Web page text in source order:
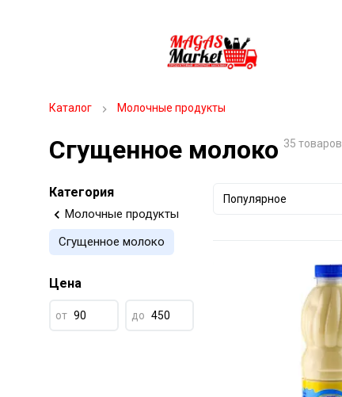
Каталог Молочные продукты
Сгущенное молоко 35 товаров
Категория
Молочные продукты
Сгущенное молоко
Цена
от до
Популярное